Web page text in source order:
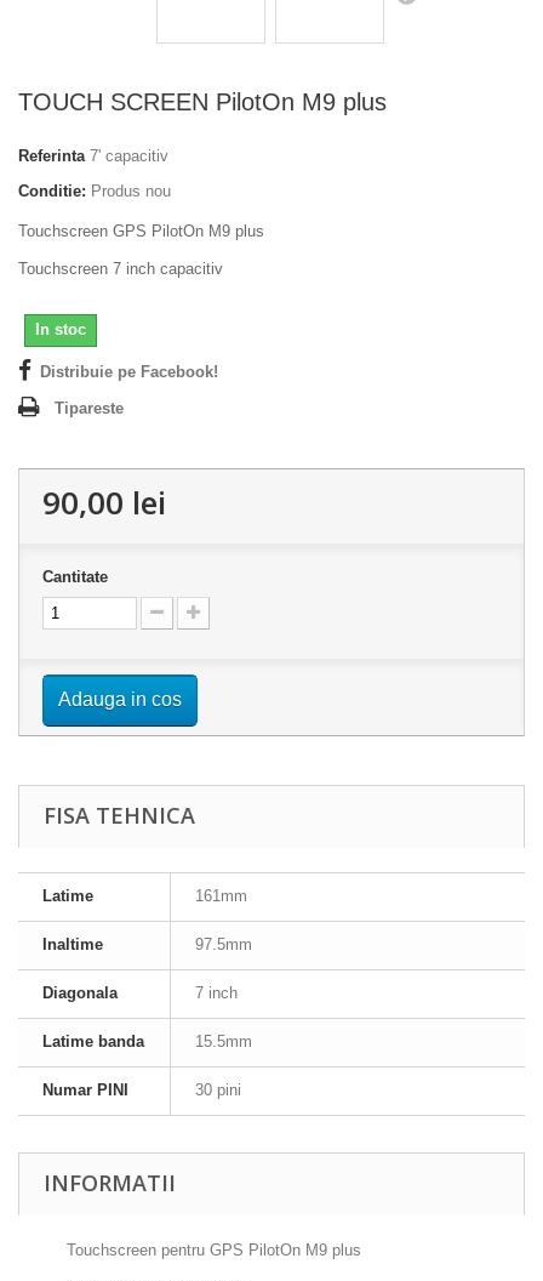
TOUCH SCREEN PilotOn M9 plus
Referinta 7' capacitiv
Conditie: Produs nou
Touchscreen GPS PilotOn M9 plus
Touchscreen 7 inch capacitiv
In stoc
Distribuie pe Facebook!
Tipareste
90,00 lei
Cantitate
Adauga in cos
FISA TEHNICA
Latime 161mm
Inaltime 97.5mm
Diagonala 7 inch
Latime banda 15.5mm
Numar PINI 30 pini
INFORMATII
Touchscreen pentru GPS PilotOn M9 plus